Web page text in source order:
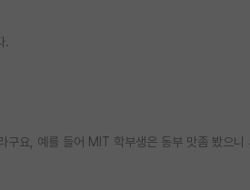
.
구요, 예를 들어 MIT 학부생은 동부 맛좀 봤으